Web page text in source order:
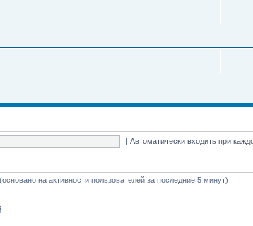
|Автоматически входить при
на активности пользователей за последние 5 минут)